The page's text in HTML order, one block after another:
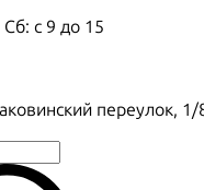
с 9 до 15
переулок, 1/